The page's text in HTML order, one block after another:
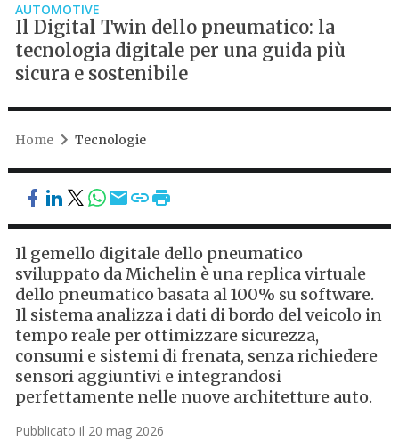
AUTOMOTIVE
Il Digital Twin dello pneumatico: la
tecnologia digitale per una guida più
sicura e sostenibile
Home Tecnologie
Il gemello digitale dello pneumatico
sviluppato da Michelin è una replica virtuale
dello pneumatico basata al 100% su software.
Il sistema analizza i dati di bordo del veicolo in
tempo reale per ottimizzare sicurezza,
consumi e sistemi di frenata, senza richiedere
sensori aggiuntivi e integrandosi
perfettamente nelle nuove architetture auto.
Pubblicato il 20 mag 2026